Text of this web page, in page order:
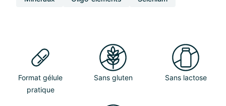
Format gélule
pratique
Sans gluten Sans lactose